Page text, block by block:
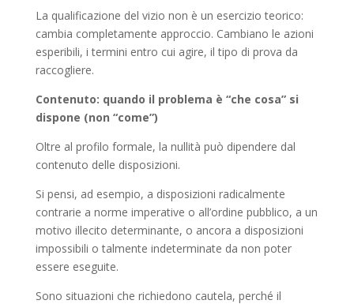
La qualificazione del vizio non è un esercizio teorico:
cambia completamente approccio. Cambiano le azioni
esperibili, i termini entro cui agire, il tipo di prova da
raccogliere.
Contenuto: quando il problema è “che cosa” si
dispone (non “come”)
Oltre al profilo formale, la nullità può dipendere dal
contenuto delle disposizioni.
Si pensi, ad esempio, a disposizioni radicalmente
contrarie a norme imperative o all’ordine pubblico, a un
motivo illecito determinante, o ancora a disposizioni
impossibili o talmente indeterminate da non poter
essere eseguite.
Sono situazioni che richiedono cautela, perché il